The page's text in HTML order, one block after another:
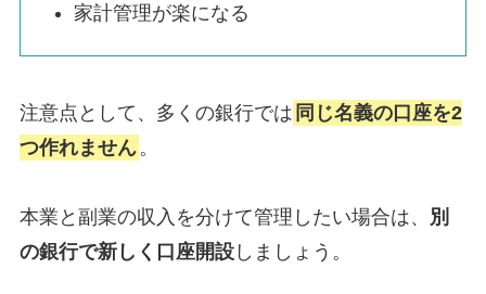
家計管理が楽になる
注意点として、多くの銀行では 同じ名義の口座を2
つ作れません。
本業と副業の収入を分けて管理したい場合は、
別
の銀行で新しく口座開設しましょう。